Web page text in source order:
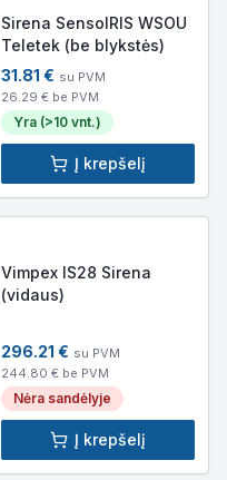
Sirena SensolRIS WSOU
Teletek (be blykstės)
31.81 € su PVM
26.29 € be PVM
Yra (>10 vnt.)
Į krepšelį
Vimpex IS28 Sirena
(vidaus)
296.21 € su PVM
244.80 € be PVM
Nėra sandėlyje
Į krepšelį